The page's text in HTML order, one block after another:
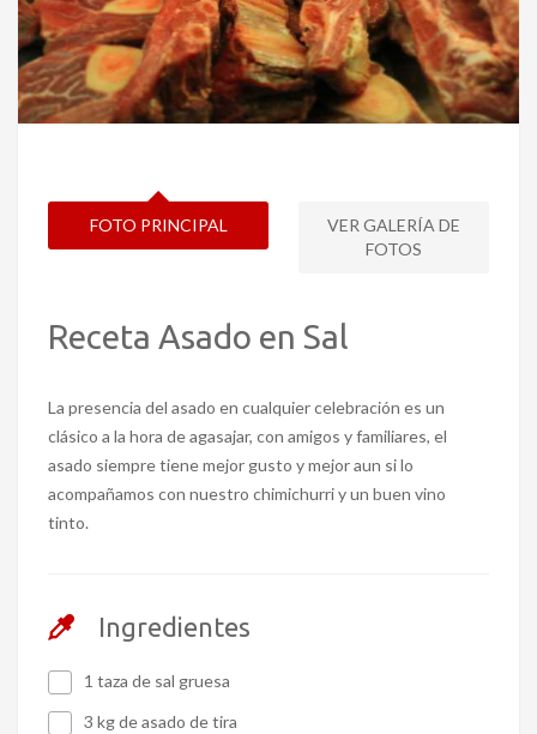
FOTO PRINCIPAL
VER GALERÍA DE
FOTOS
Receta Asado en Sal
La presencia del asado en cualquier celebración es un
clásico a la hora de agasajar, con amigos y familiares, el
asado siempre tiene mejor gusto y mejor aun si lo
acompañamos con nuestro chimichurri y un buen vino
tinto.
Ingredientes
1 taza de sal gruesa
3 kg de asado de tira